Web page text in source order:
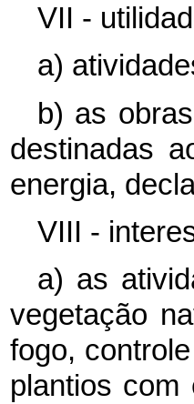
VII -
a)
b) as
destinadas
energia,
VIII -
a) as
vegetação
fogo,
plantios com